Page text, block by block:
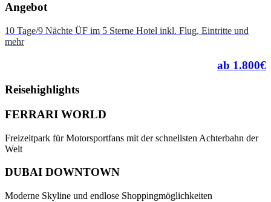
Angebot
10 Tage/9 Nächte ÜF im 5 Sterne Hotel inkl. Flug, Eintritte und
mehr
ab 1.800€
Reisehighlights
FERRARI WORLD
Freizeitpark für Motorsportfans mit der schnellsten Achterbahn der
Welt
DUBAI DOWNTOWN
Moderne Skyline und endlose Shoppingmöglichkeiten